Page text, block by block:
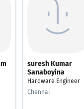
suresh Kumar
Sanaboyina
Hardware Engineer
Chennai